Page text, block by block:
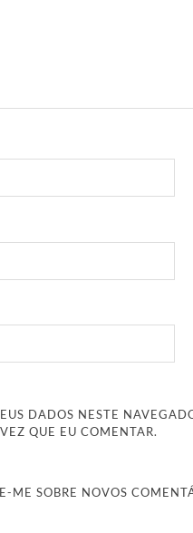
DADOS NESTE
QUE EU COMENTAR.
ME SOBRE NOVOS